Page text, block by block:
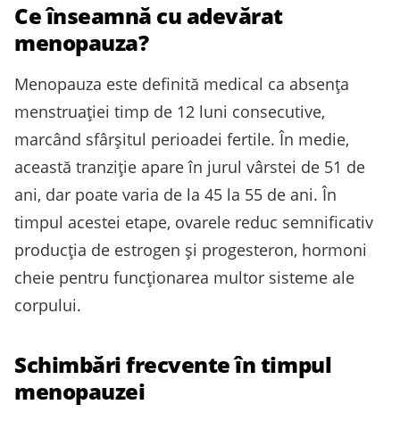
Ce înseamnă cu adevărat
menopauza?
Menopauza este definită medical ca absența
menstruației timp de 12 luni consecutive,
marcând sfârșitul perioadei fertile. În medie,
această tranziție apare în jurul vârstei de 51 de
ani, dar poate varia de la 45 la 55 de ani. În
timpul acestei etape, ovarele reduc semnificativ
producția de estrogen și progesteron, hormoni
cheie pentru funcționarea multor sisteme ale
corpului.
Schimbări frecvente în timpul
menopauzei